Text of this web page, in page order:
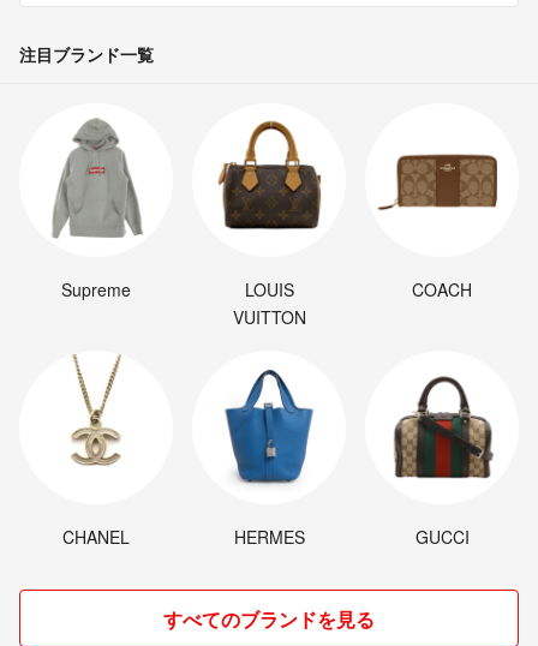
注目ブランド一覧
Supreme
LOUIS
VUITTON
COACH
CHANEL HERMES GUCCI
すべてのブランドを見る